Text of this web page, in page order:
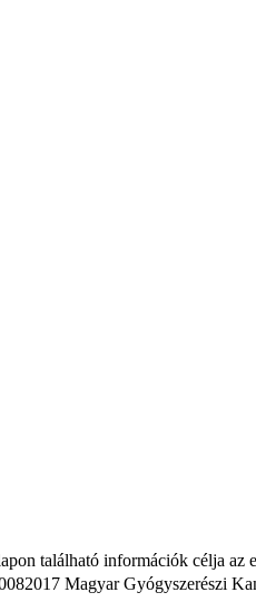
található információk célja az
Magyar Gyógyszerészi